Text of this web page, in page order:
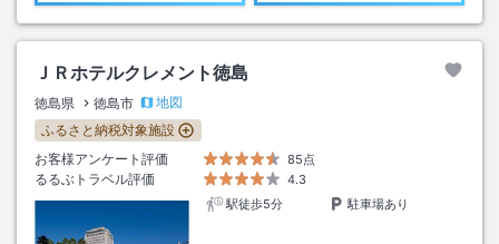
ＪＲホテルクレメント徳島
徳島県 徳島市
地図
ふるさと納税対象施設
お客様アンケート評価
85点
るるぶトラベル評価
4.3
駅徒歩5分
駐車場あり